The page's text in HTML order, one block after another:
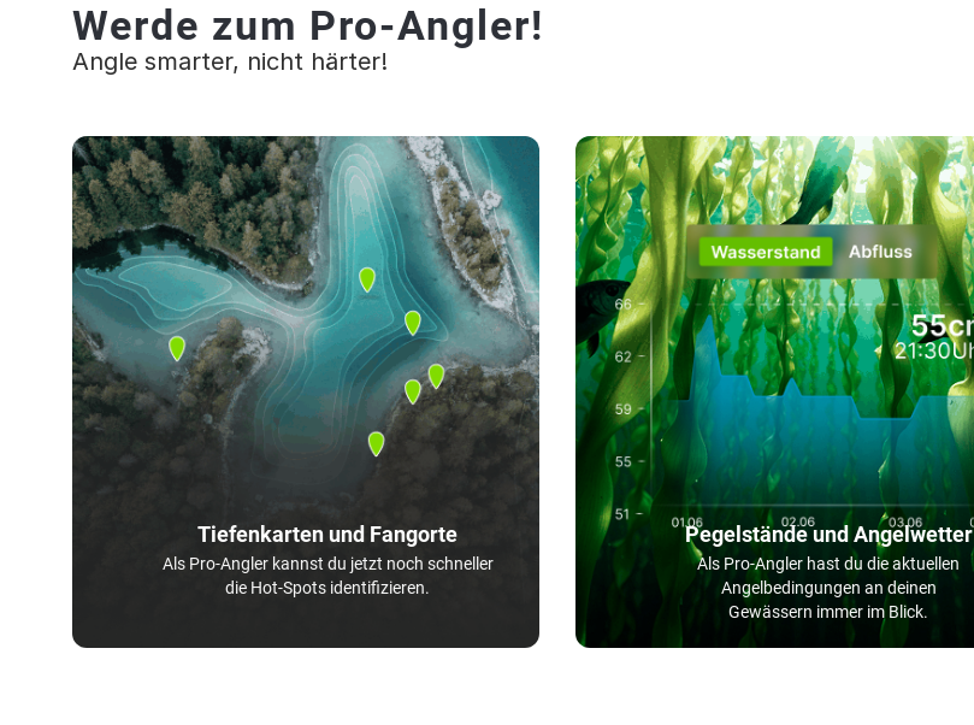
Werde zum Pro-Angler!
Angle smarter, nicht härter!
Tiefenkarten und Fangorte
Als Pro-Angler kannst du jetzt noch schneller
die Hot-Spots identifizieren.
Pegelstände und Angelwetter
Als Pro-Angler hast du die aktuellen
Angelbedingungen an deinen
Gewässern immer im Blick.